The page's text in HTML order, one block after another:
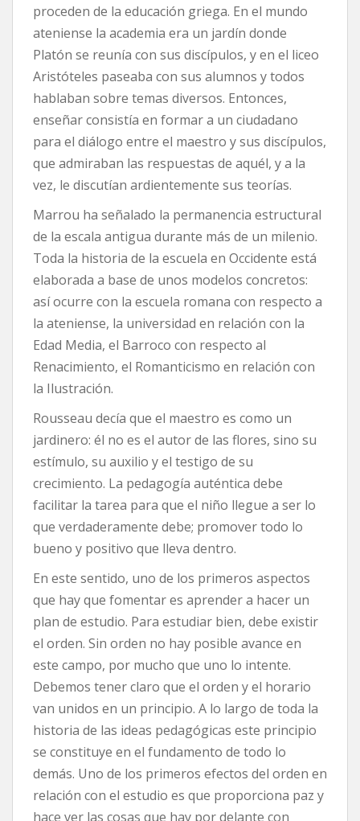
proceden de la educación griega. En el mundo
ateniense la academia era un jardín donde
Platón se reunía con sus discípulos, y en el liceo
Aristóteles paseaba con sus alumnos y todos
hablaban sobre temas diversos. Entonces,
enseñar consistía en formar a un ciudadano
para el diálogo entre el maestro y sus discípulos,
que admiraban las respuestas de aquél, y a la
vez, le discutían ardientemente sus teorías.
Marrou ha señalado la permanencia estructural
de la escala antigua durante más de un milenio.
Toda la historia de la escuela en Occidente está
elaborada a base de unos modelos concretos:
así ocurre con la escuela romana con respecto a
la ateniense, la universidad en relación con la
Edad Media, el Barroco con respecto al
Renacimiento, el Romanticismo en relación con
la Ilustración.
Rousseau decía que el maestro es como un
jardinero: él no es el autor de las flores, sino su
estímulo, su auxilio y el testigo de su
crecimiento. La pedagogía auténtica debe
facilitar la tarea para que el niño llegue a ser lo
que verdaderamente debe; promover todo lo
bueno y positivo que lleva dentro.
En este sentido, uno de los primeros aspectos
que hay que fomentar es aprender a hacer un
plan de estudio. Para estudiar bien, debe existir
el orden. Sin orden no hay posible avance en
este campo, por mucho que uno lo intente.
Debemos tener claro que el orden y el horario
van unidos en un principio. A lo largo de toda la
historia de las ideas pedagógicas este principio
se constituye en el fundamento de todo lo
demás. Uno de los primeros efectos del orden en
relación con el estudio es que proporciona paz y
hace ver las cosas que hay por delante con